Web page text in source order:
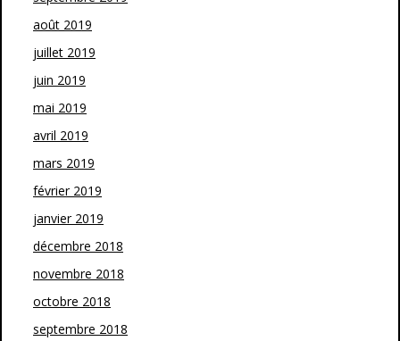
août 2019
juillet 2019
juin 2019
mai 2019
avril 2019
mars 2019
février 2019
janvier 2019
décembre 2018
novembre 2018
octobre 2018
septembre 2018